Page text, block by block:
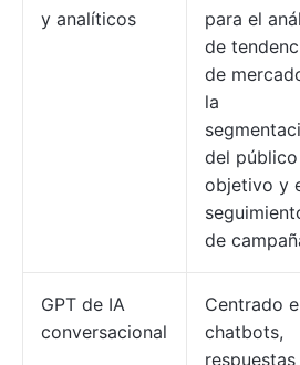
y analíticos
para el
de
de
la
del público
objetivo y
de
GPT de IA
conversacional
Centrado
chatbots,
respuestas